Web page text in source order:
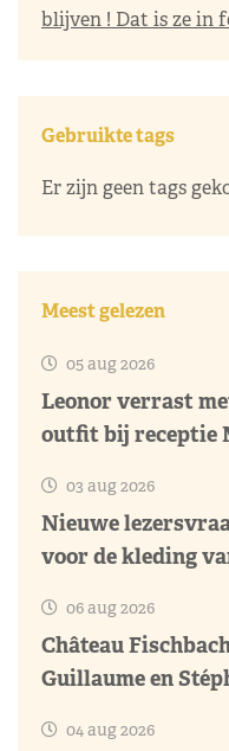
blijven ! Dat is ze in
Gebruikte tags
Er zijn geen tags
Meest gelezen
05 aug 2026
Leonor verrast
outfit bij receptie
03 aug 2026
Nieuwe
voor de kleding
06 aug 2026
Château
Guillaume en
04 aug 2026